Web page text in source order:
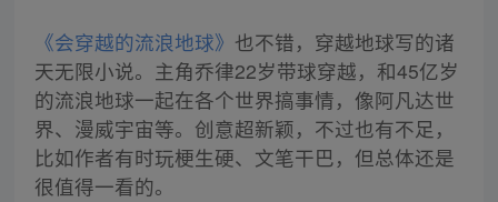
《会穿越的流浪地球》 也不错，穿越地球写的诸
天无限小说。主角乔律22岁带球穿越，和45亿岁
的流浪地球一起在各个世界搞事情，像阿凡达世
界、漫威宇宙等。创意超新颖，不过也有不足，
比如作者有时玩梗生硬、文笔干巴，但总体还是
很值得一看的。